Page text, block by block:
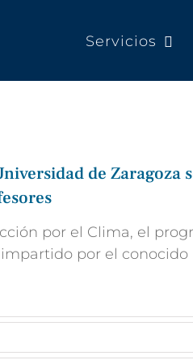
Servicios
de Zaragoza
por el Clima, el
por el